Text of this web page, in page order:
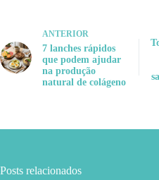
ANTERIOR
7 lanches rápidos
que podem ajudar
na produção
natural de colágeno
Posts relacionados